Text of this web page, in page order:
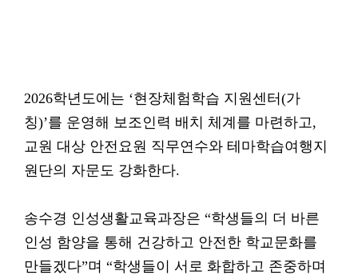
2026학년도에는 ‘현장체험학습 지원센터(가
칭)’를 운영해 보조인력 배치 체계를 마련하고,
교원 대상 안전요원 직무연수와 테마학습여행지
원단의 자문도 강화한다.
송수경 인성생활교육과장은 “학생들의 더 바른
인성 함양을 통해 건강하고 안전한 학교문화를
만들겠다”며 “학생들이 서로 화합하고 존중하며